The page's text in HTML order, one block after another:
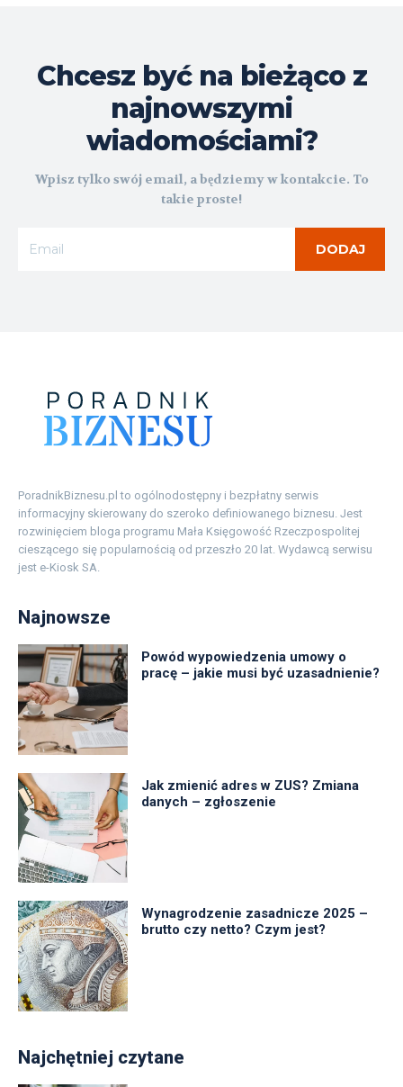
Chcesz być na bieżąco z
najnowszymi
wiadomościami?
Wpisz tylko swój email, a będziemy w kontakcie. To
takie proste!
DODAJ
PoradnikBiznesu.pl to ogólnodostępny i bezpłatny serwis
informacyjny skierowany do szeroko definiowanego biznesu. Jest
rozwinięciem bloga programu Mała Księgowość Rzeczpospolitej
cieszącego się popularnością od przeszło 20 lat. Wydawcą serwisu
jest e-Kiosk SA.
Najnowsze
Powód wypowiedzenia umowy o
pracę – jakie musi być uzasadnienie?
Jak zmienić adres w ZUS? Zmiana
danych – zgłoszenie
Wynagrodzenie zasadnicze 2025 –
brutto czy netto? Czym jest?
Najchętniej czytane